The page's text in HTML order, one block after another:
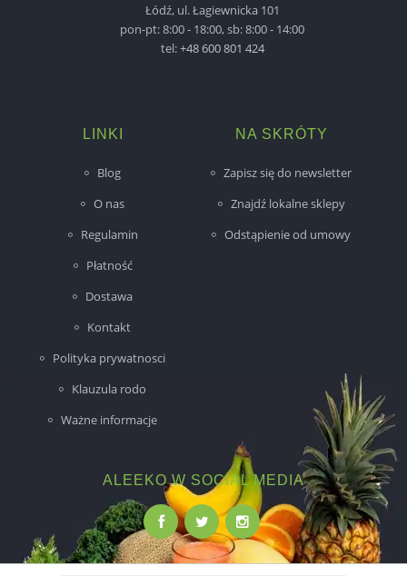
Łódź, ul. Łagiewnicka 101
pon-pt: 8:00 - 18:00, sb: 8:00 - 14:00
tel:+48 600 801 424
LINKI
Blog
O nas
Regulamin
Płatność
Dostawa
Kontakt
Polityka prywatnosci
Klauzula rodo
Ważne informacje
NA SKRÓTY
Zapisz się do newsletter
Znajdź lokalne sklepy
Odstąpienie od umowy
ALEEKO W SOCIAL MEDIA